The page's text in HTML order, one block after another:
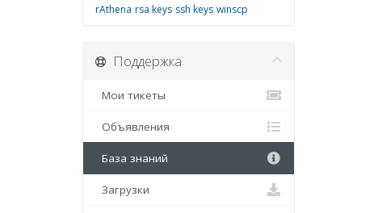
rAthena rsa keys ssh keys winscp
Поддержка
Мои тикеты
Объявления
База знаний
Загрузки